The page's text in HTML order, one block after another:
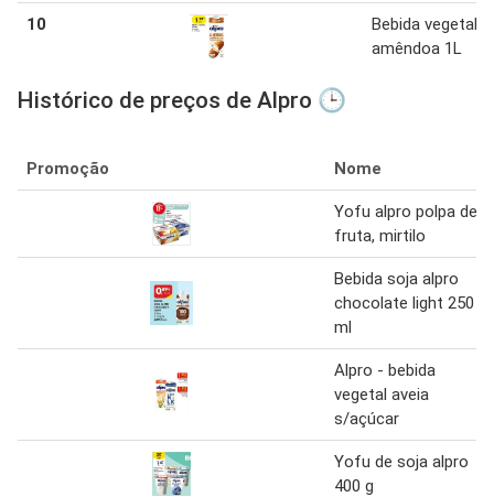
10
Bebida vegetal
amêndoa 1L
Histórico de preços de Alpro 🕒
Promoção Nome
Yofu alpro polpa de
fruta, mirtilo
Bebida soja alpro
chocolate light 250
ml
Alpro - bebida
vegetal aveia
s/açúcar
Yofu de soja alpro
400 g